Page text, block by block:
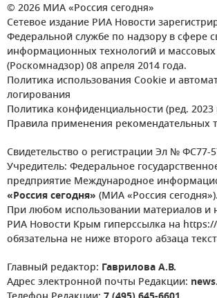
© 2026 МИА «Россия сегодня»
Сетевое издание РИА Новости
Федеральной службе по надзору в сфере
информационных технологий и
(Роскомнадзор) 08 апреля 2014 года.
Политика использования Cookie и
логирования
Политика конфиденциальности (ред. 2023
Правила применения рекомендательных
Свидетельство о регистрации Эл № ФС77-
Учредитель: Федеральное
предприятие Международное
«Россия сегодня» (МИА «Россия сегодня»).
При любом использовании материалов и
РИА Новости Крым гиперссылка на
обязательна не ниже второго абзаца
Главный редактор: Гаврилова А.В.
Адрес электронной почты Редакции: